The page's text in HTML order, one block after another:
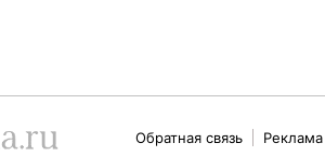
Обратная связь